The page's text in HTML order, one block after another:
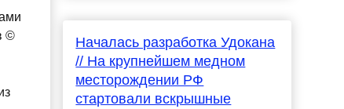
©
Началась разработка Удокана
// На крупнейшем медном
месторождении РФ
стартовали вскрышные